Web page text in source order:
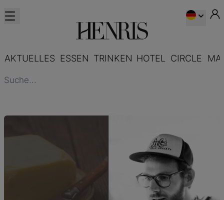
AKTUELLES ESSEN TRINKEN HOTEL CIRCLE